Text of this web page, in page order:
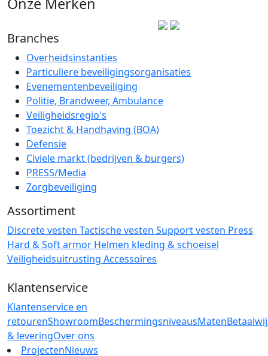
Branches
Overheidsinstanties
Particuliere beveiligingsorganisaties
Evenementenbeveiliging
Politie, Brandweer, Ambulance
Veiligheidsregio's
Toezicht & Handhaving (BOA)
Defensie
Civiele markt (bedrijven & burgers)
PRESS/Media
Zorgbeveiliging
Assortiment
Discrete vesten Tactische vesten Support vesten Press
Hard & Soft armor Helmen kleding & schoeisel
Veiligheidsuitrusting Accessoires
Klantenservice
Klantenservice en
retourenShowroomBeschermingsniveausMaten
& leveringOver ons
ProjectenNieuws